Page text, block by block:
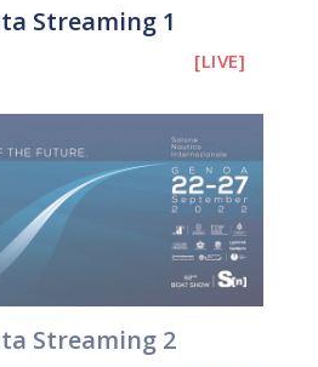
Streaming 1
[LIVE]
Streaming 2